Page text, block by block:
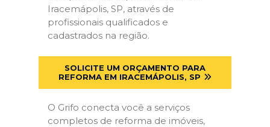
Iracemápolis, SP, através de
profissionais qualificados e
cadastrados na região.
SOLICITE UM ORÇAMENTO PARA
REFORMA EM IRACEMÁPOLIS, SP
O Grifo conecta você a serviços
completos de reforma de imóveis,